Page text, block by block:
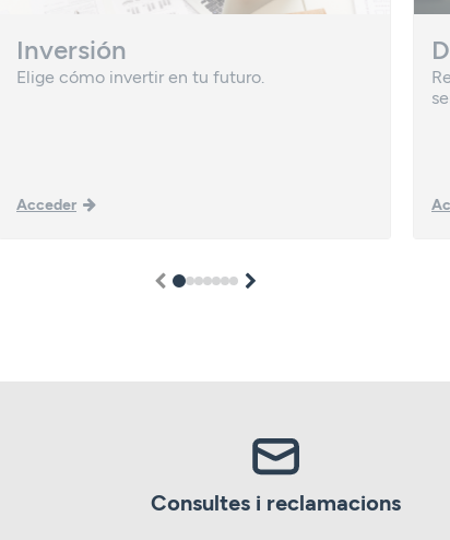
Inversión
Elige cómo invertir en tu futuro.
Acceder
1234567
Consultes i reclamacions